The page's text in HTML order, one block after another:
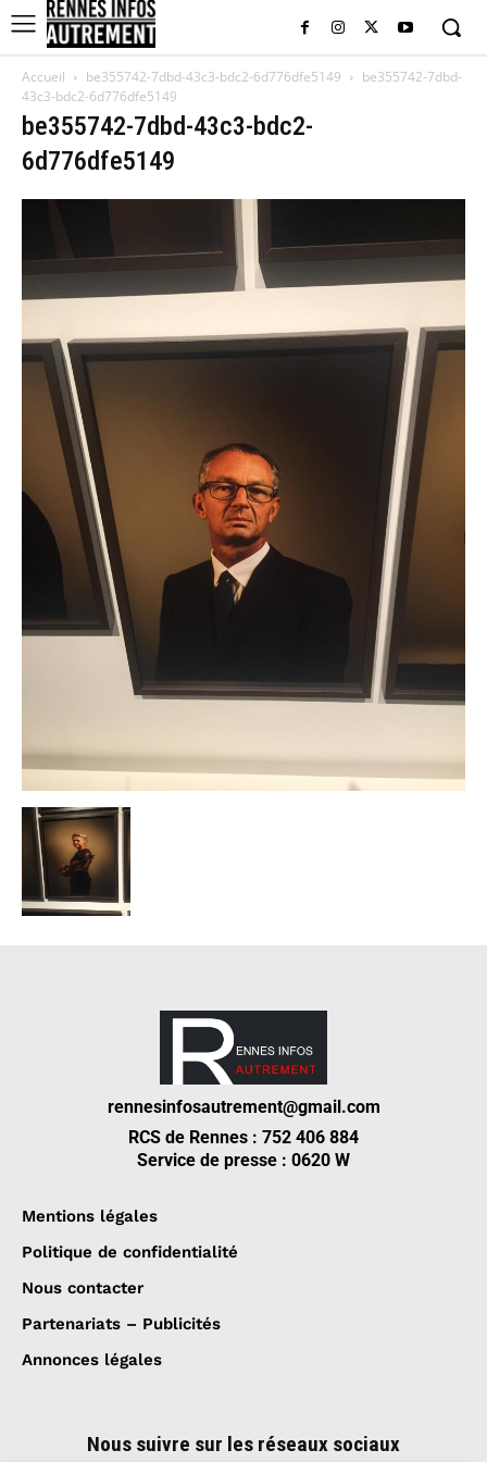
Accueil be355742-7dbd-43c3-bdc2-6d776dfe5149
be355742-7dbd-
43c3-bdc2-6d776dfe5149
be355742-7dbd-43c3-bdc2-
6d776dfe5149
rennesinfosautrement@gmail.com
RCS de Rennes : 752 406 884
Service de presse : 0620 W
Mentions légales
Politique de confidentialité
Nous contacter
Partenariats – Publicités
Annonces légales
Nous suivre sur les réseaux sociaux